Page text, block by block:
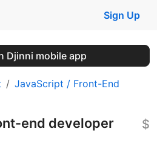
Sign Up
Djinni mobile app
JavaScript / Front-End
end developer $